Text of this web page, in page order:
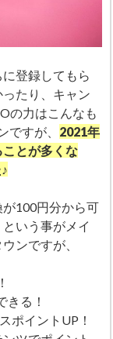
登録してもら
たり、キャン
の力はこんなも
ですが、 2021年
とが多くな
100円分から可
いう事がメイ
ンですが、
きる！
ポイントUP！